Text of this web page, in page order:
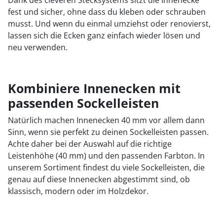
fest und sicher, ohne dass du kleben oder schrauben
musst. Und wenn du einmal umziehst oder renovierst,
lassen sich die Ecken ganz einfach wieder lösen und
neu verwenden.
Kombiniere Innenecken mit
passenden Sockelleisten
Natürlich machen Innenecken 40 mm vor allem dann
Sinn, wenn sie perfekt zu deinen Sockelleisten passen.
Achte daher bei der Auswahl auf die richtige
Leistenhöhe (40 mm) und den passenden Farbton. In
unserem Sortiment findest du viele Sockelleisten, die
genau auf diese Innenecken abgestimmt sind, ob
klassisch, modern oder im Holzdekor.